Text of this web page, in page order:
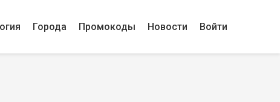
Города Промокоды Новости Войти